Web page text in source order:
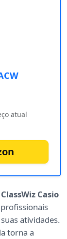
atual
Casio
atividades.
torna a